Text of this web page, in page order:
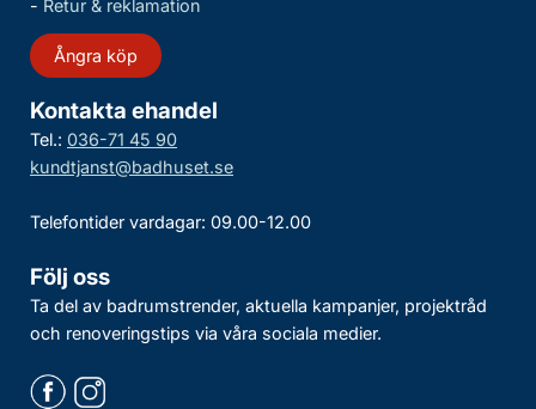
- Retur & reklamation
Ångra köp
Kontakta ehandel
Tel.: 036-71 45 90
kundtjanst@badhuset.se
Telefontider vardagar: 09.00-12.00
Följ oss
Ta del av badrumstrender, aktuella kampanjer, projektråd
och renoveringstips via våra sociala medier.